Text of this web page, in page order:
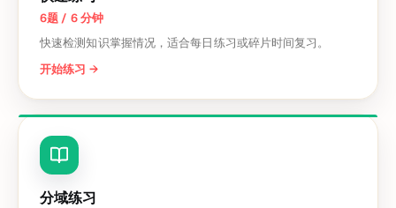
6题 / 6 分钟
快速检测知识掌握情况，适合每日练习或碎片时间复习。
开始练习 →
分域练习